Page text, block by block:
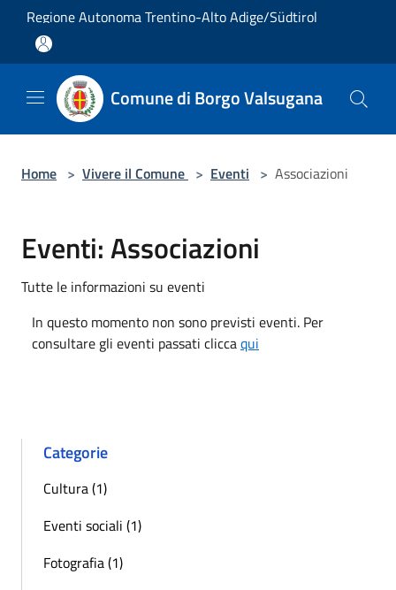
Salta al contenuto principale
Regione Autonoma Trentino-Alto Adige/Südtirol
Comune di Borgo Valsugana
Home > Vivere il Comune > Eventi > Associazioni
Eventi: Associazioni
Tutte le informazioni su eventi
In questo momento non sono previsti eventi. Per
consultare gli eventi passati cliccaqui
Categorie
Cultura (1)
Eventi sociali (1)
Fotografia (1)